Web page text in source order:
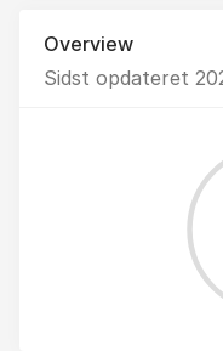
Overview
Sidst opdateret